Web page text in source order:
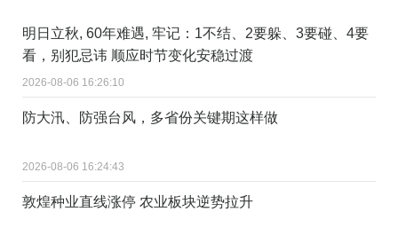
明日立秋, 60年难遇, 牢记：1不结、2要躲、3要碰、4要
看，别犯忌讳 顺应时节变化安稳过渡
2026-08-06 16:26:10
防大汛、防强台风，多省份关键期这样做
2026-08-06 16:24:43
敦煌种业直线涨停 农业板块逆势拉升